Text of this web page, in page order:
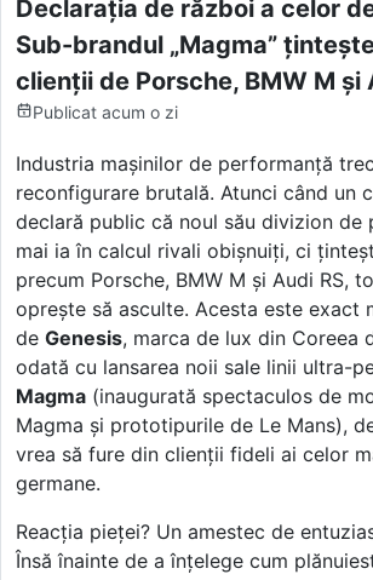
Declarația de război a celor
Sub-brandul „Magma”
clienții de Porsche, BMW M și
Publicat acum o zi
Industria mașinilor de performanță
reconfigurare brutală. Atunci când un
declară public că noul său divizion de
mai ia în calcul rivali obișnuiți, ci
precum Porsche, BMW M și Audi RS,
oprește să asculte. Acesta este exact
de Genesis, marca de lux din Coreea
odată cu lansarea noii sale linii ultra-
Magma (inaugurată spectaculos de
Magma și prototipurile de Le Mans),
vrea să fure din clienții fideli ai celor
germane.
Reacția pieței? Un amestec de
Însă înainte de a înțelege cum